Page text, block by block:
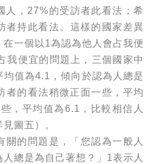
人，27%的受訪者此看法；希
者持此看法。這樣的國家差異
一個以1為認為他人會占我便
我便宜的問題上，三個國家中
均值為4.1，傾向於認為人總是
者的看法稍微正面一些，平均
，平均值為6.1，比較相信人
圖五）。
的問題是，「您認為一般人
總是為自己著想？」1表示人